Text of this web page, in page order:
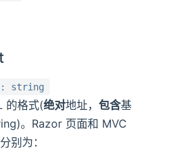
: string
的格式(绝对地址， 包含基
。Razor 页面和 MVC
别为：